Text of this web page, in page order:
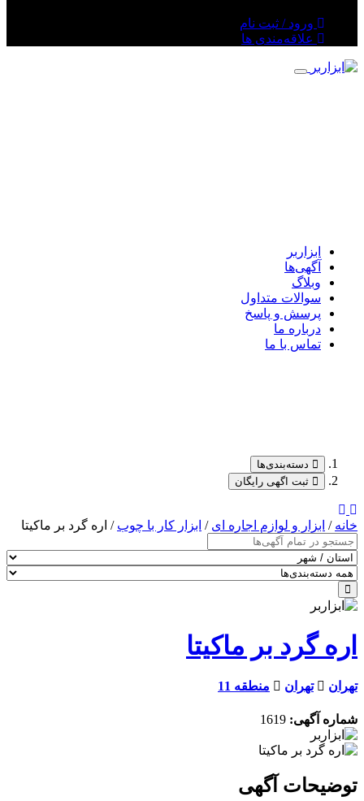
ورود / ثبت نام
علاقه‌مندی ها
ابزاربر
آگهی‌ها
وبلاگ
سوالات متداول
پرسش و پاسخ
درباره ما
تماس با ما
دسته‌بندی‌ها
ثبت اگهی رایگان
خانه/ ابزار و لوازم اجاره ای/ ابزار کار با چوب/ اره گرد بر ماکیتا
اره گرد بر ماکیتا
تهران تهران منطقه 11
شماره آگهی: 1619
توضیحات آگهی